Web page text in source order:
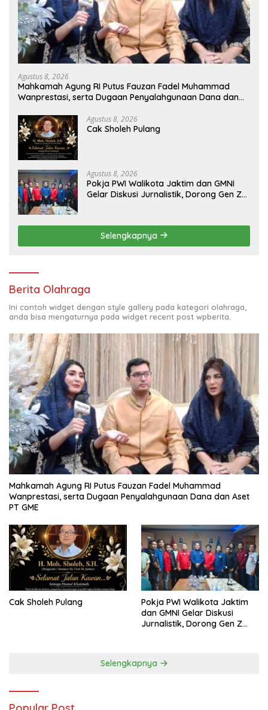
Agustus 8, 2026
Mahkamah Agung RI Putus Fauzan Fadel Muhammad
Wanprestasi, serta Dugaan Penyalahgunaan Dana dan
Agustus 8, 2026
Cak Sholeh Pulang
Agustus 8, 2026
Pokja PWI Walikota Jaktim dan GMNI
Gelar Diskusi Jurnalistik, Dorong Gen Z
Selengkapnya
Berita Olahraga
Ini contoh widget dengan style gallery pada kategori olahraga,
anda bisa mengaturnya pada widget recent post wpberita.
Mahkamah Agung RI Putus Fauzan Fadel Muhammad
Wanprestasi, serta Dugaan Penyalahgunaan Dana dan Aset
PT GME
Cak Sholeh Pulang
Pokja PWI Walikota Jaktim
dan GMNI Gelar Diskusi
Jurnalistik, Dorong Gen Z
Selengkapnya